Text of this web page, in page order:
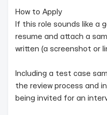
How to Apply
If this role sounds like a
resume and attach a
written (a screenshot or
Including a test case
the review process and
being invited for an